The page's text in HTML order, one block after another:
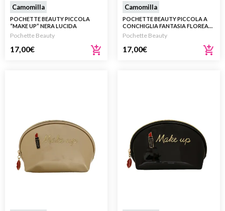
Camomilla
POCHETTE BEAUTY PICCOLA
“MAKE UP” NERA LUCIDA
Pochette Beauty
17,00€
Camomilla
POCHETTE BEAUTY PICCOLA A
CONCHIGLIA FANTASIA FLOREALE
ROSA
Pochette Beauty
17,00€